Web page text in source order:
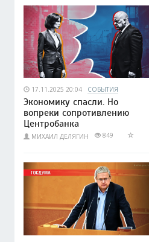
17.11.2025 20:04 СОБЫТИЯ
Экономику спасли. Но
вопреки сопротивлению
Центробанка
МИХАИЛ ДЕЛЯГИН 849